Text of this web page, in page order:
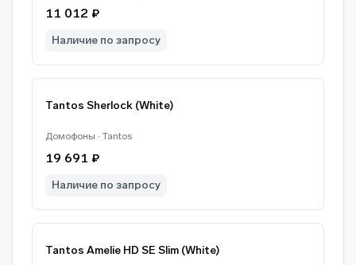
11 012 ₽
Наличие по запросу
Tantos Sherlock (White)
Домофоны · Tantos
19 691 ₽
Наличие по запросу
Tantos Amelie HD SE Slim (White)